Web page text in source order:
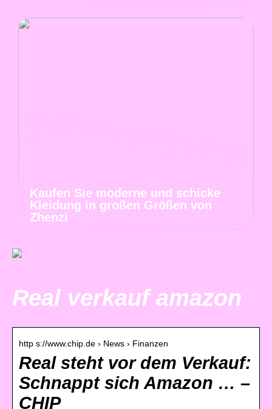
Kaufen Sie moderne und schicke
Kleidung in großen Größen von
Zhenzi
Real verkauf amazon
http s://www.chip.de › News › Finanzen
Real steht vor dem Verkauf:
Schnappt sich Amazon … –
CHIP